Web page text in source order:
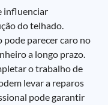
influenciar
do telhado.
parecer caro no
a longo prazo.
o trabalho de
levar a reparos
pode garantir